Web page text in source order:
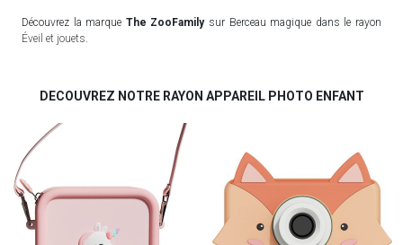
Découvrez la marque The ZooFamily sur Berceau magique dans le rayon
Éveil et jouets.
DECOUVREZ NOTRE RAYON APPAREIL PHOTO ENFANT